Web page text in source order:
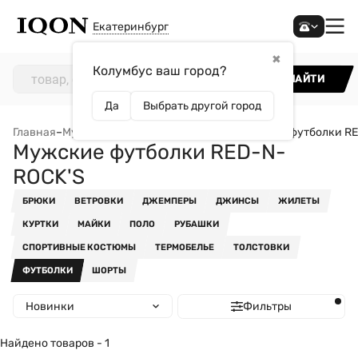
Екатеринбург
✖
Колумбус ваш город?
Да Выбрать другой город
НАЙТИ
Главная–Мужчинам Мужские футболки
Мужские футболки RED-N-
ROCK'S
БРЮКИ ВЕТРОВКИ ДЖЕМПЕРЫ ДЖИНСЫ ЖИЛЕТЫ
КУРТКИ МАЙКИ ПОЛО РУБАШКИ
СПОРТИВНЫЕ КОСТЮМЫ ТЕРМОБЕЛЬЕ ТОЛСТОВКИ
ФУТБОЛКИ ШОРТЫ
Новинки Фильтры
Найдено товаров - 1